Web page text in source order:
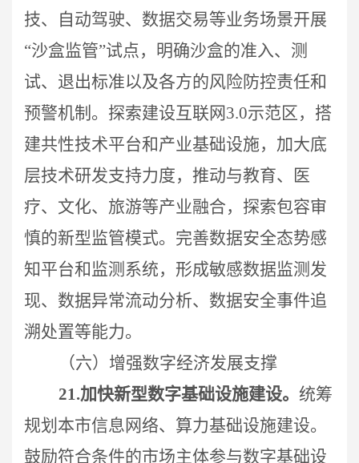
技、自动驾驶、数据交易等业务场景开展
“沙盒监管”试点，明确沙盒的准入、测
试、退出标准以及各方的风险防控责任和
预警机制。探索建设互联网3.0示范区，搭
建共性技术平台和产业基础设施，加大底
层技术研发支持力度，推动与教育、医
疗、文化、旅游等产业融合，探索包容审
慎的新型监管模式。完善数据安全态势感
知平台和监测系统，形成敏感数据监测发
现、数据异常流动分析、数据安全事件追
溯处置等能力。
（六）增强数字经济发展支撑
21.加快新型数字基础设施建设。 统筹
规划本市信息网络、算力基础设施建设。
鼓励符合条件的市场主体参与数字基础设